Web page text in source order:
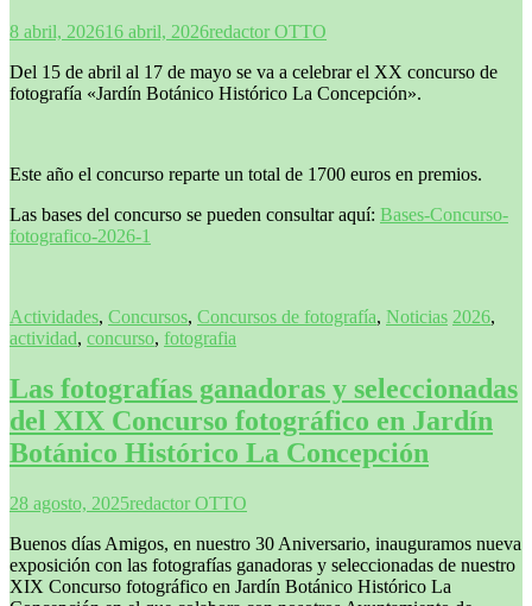
8 abril, 202616 abril, 2026redactor OTTO
Del 15 de abril al 17 de mayo se va a celebrar el XX concurso de
fotografía «Jardín Botánico Histórico La Concepción».
Este año el concurso reparte un total de 1700 euros en premios.
Las bases del concurso se pueden consultar aquí: Bases-Concurso-
fotografico-2026-1
Actividades, Concursos, Concursos de fotografía, Noticias 2026,
actividad, concurso, fotografia
Las fotografías ganadoras y seleccionadas
del XIX Concurso fotográfico en Jardín
Botánico Histórico La Concepción
28 agosto, 2025redactor OTTO
Buenos días Amigos, en nuestro 30 Aniversario, inauguramos nueva
exposición con las fotografías ganadoras y seleccionadas de nuestro
XIX Concurso fotográfico en Jardín Botánico Histórico La